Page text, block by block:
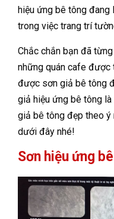
hiệu ứng bê tông
trong việc trang trí
Chắc chắn bạn đã
những quán cafe
được sơn giả bê tông
giả hiệu ứng bê tông
giả bê tông đẹp theo ý
dưới đây nhé!
Sơn hiệu ứng